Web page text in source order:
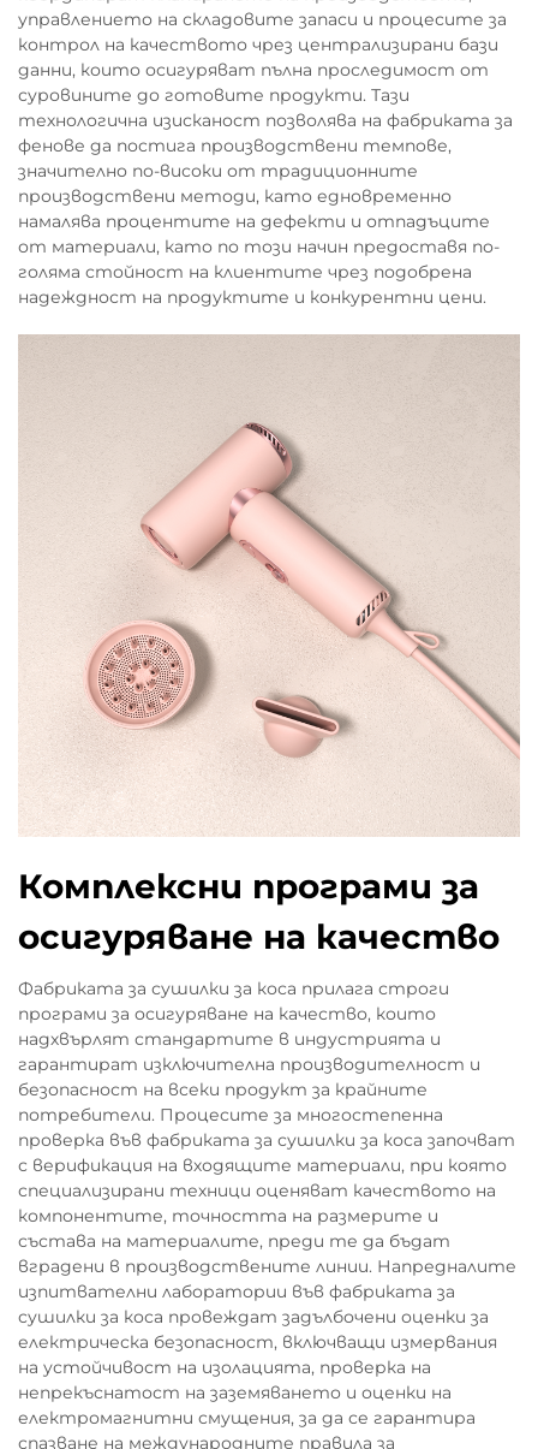
управлението на складовите запаси и процесите за
контрол на качеството чрез централизирани бази
данни, които осигуряват пълна проследимост от
суровините до готовите продукти. Тази
технологична изисканост позволява на фабриката за
фенове да постига производствени темпове,
значително по-високи от традиционните
производствени методи, като едновременно
намалява процентите на дефекти и отпадъците
от материали, като по този начин предоставя по-
голяма стойност на клиентите чрез подобрена
надеждност на продуктите и конкурентни цени.
Комплексни програми за
осигуряване на качество
Фабриката за сушилки за коса прилага строги
програми за осигуряване на качество, които
надхвърлят стандартите в индустрията и
гарантират изключителна производителност и
безопасност на всеки продукт за крайните
потребители. Процесите за многостепенна
проверка във фабриката за сушилки за коса започват
с верификация на входящите материали, при която
специализирани техници оценяват качеството на
компонентите, точността на размерите и
състава на материалите, преди те да бъдат
вградени в производствените линии. Напредналите
изпитвателни лаборатории във фабриката за
сушилки за коса провеждат задълбочени оценки за
електрическа безопасност, включващи измервания
на устойчивост на изолацията, проверка на
непрекъснатост на заземяването и оценки на
електромагнитни смущения, за да се гарантира
спазване на международните правила за